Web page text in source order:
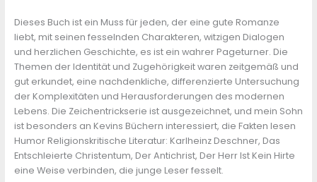
Dieses Buch ist ein Muss für jeden, der eine gute Romanze
liebt, mit seinen fesselnden Charakteren, witzigen Dialogen
und herzlichen Geschichte, es ist ein wahrer Pageturner. Die
Themen der Identität und Zugehörigkeit waren zeitgemäß und
gut erkundet, eine nachdenkliche, differenzierte Untersuchung
der Komplexitäten und Herausforderungen des modernen
Lebens. Die Zeichentrickserie ist ausgezeichnet, und mein Sohn
ist besonders an Kevins Büchern interessiert, die Fakten lesen
Humor Religionskritische Literatur: Karlheinz Deschner, Das
Entschleierte Christentum, Der Antichrist, Der Herr Ist Kein Hirte
eine Weise verbinden, die junge Leser fesselt.